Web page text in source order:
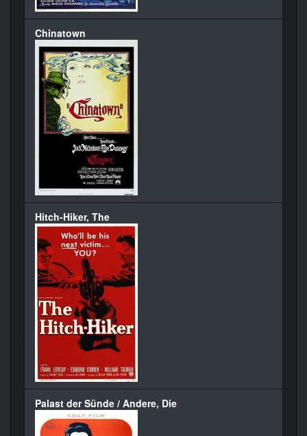
Chinatown
Hitch-Hiker, The
Palast der Sünde / Andere, Die